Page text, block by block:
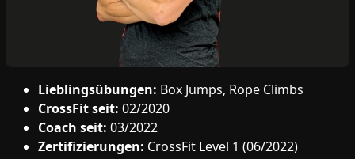
Lieblingsübungen: Box Jumps, Rope Climbs
CrossFit seit: 02/2020
Coach seit: 03/2022
Zertifizierungen: CrossFit Level 1 (06/2022)